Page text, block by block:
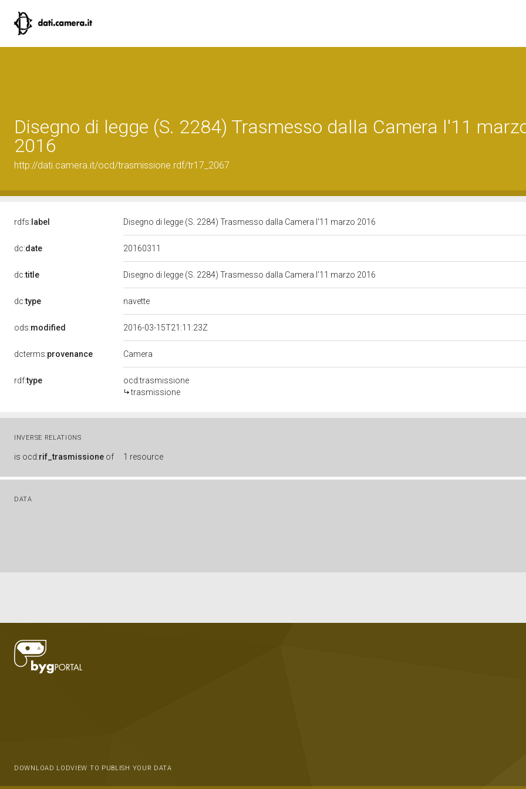
Disegno di legge (S. 2284) Trasmesso dalla Camera l'11
2016
http://dati.camera.it/ocd/trasmissione.rdf/tr17_2067
rdfs: label Disegno di legge (S. 2284) Trasmesso dalla Camera l'11 marzo 2016
dc:date 20160311
dc:title Disegno di legge (S. 2284) Trasmesso dalla Camera l'11 marzo 2016
dc:type navette
ods:modified 2016-03-15T21:11:23Z
dcterms:provenance Camera
rdf:type
ocd:trasmissione
trasmissione
INVERSE RELATIONS
is ocd:rif_trasmissione of 1 resource
DATA
DOWNLOAD LODVIEW TO PUBLISH YOUR DATA